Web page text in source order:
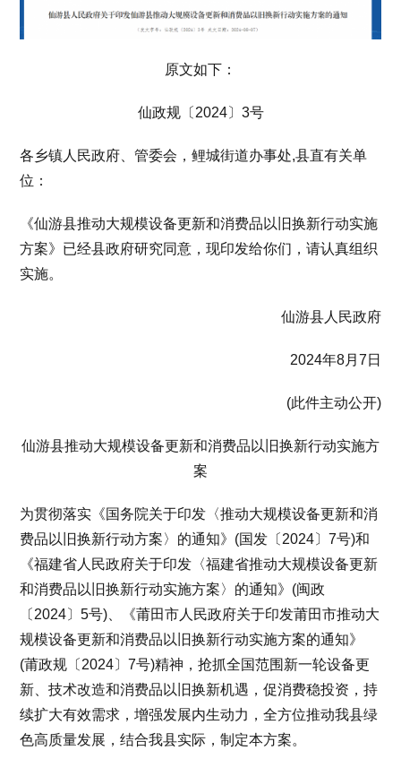
原文如下：
仙政规〔2024〕3号
各乡镇人民政府、管委会，鲤城街道办事处,县直有关单
位：
《仙游县推动大规模设备更新和消费品以旧换新行动实施
方案》已经县政府研究同意，现印发给你们，请认真组织
实施。
仙游县人民政府
2024年8月7日
(此件主动公开)
仙游县推动大规模设备更新和消费品以旧换新行动实施方
案
为贯彻落实《国务院关于印发〈推动大规模设备更新和消
费品以旧换新行动方案〉的通知》(国发〔2024〕7号)和
《福建省人民政府关于印发〈福建省推动大规模设备更新
和消费品以旧换新行动实施方案〉的通知》(闽政
〔2024〕5号)、《莆田市人民政府关于印发莆田市推动大
规模设备更新和消费品以旧换新行动实施方案的通知》
(莆政规〔2024〕7号)精神，抢抓全国范围新一轮设备更
新、技术改造和消费品以旧换新机遇，促消费稳投资，持
续扩大有效需求，增强发展内生动力，全方位推动我县绿
色高质量发展，结合我县实际，制定本方案。